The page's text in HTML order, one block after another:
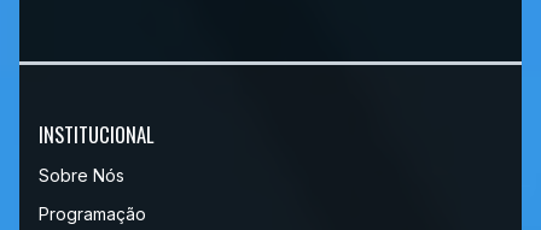
INSTITUCIONAL
Sobre Nós
Programação